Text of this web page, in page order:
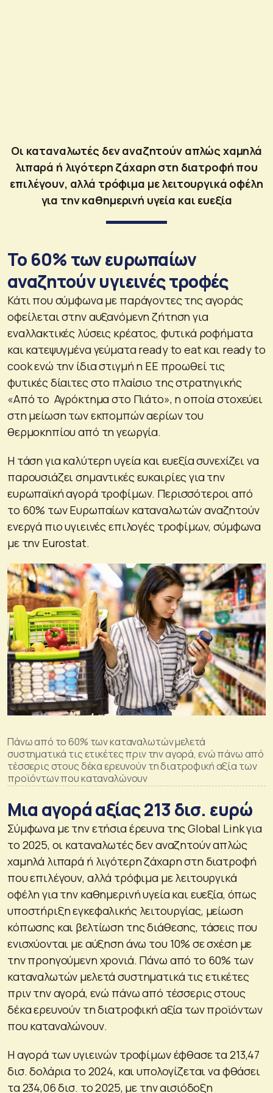
Oι καταναλωτές δεν αναζητούν απλώς χαμηλά
λιπαρά ή λιγότερη ζάχαρη στη διατροφή που
επιλέγουν, αλλά τρόφιμα με λειτουργικά οφέλη
για την καθημερινή υγεία και ευεξία
Το 60% των ευρωπαίων
αναζητούν υγιεινές τροφές
Κάτι που σύμφωνα με παράγοντες της αγοράς
οφείλεται στην αυξανόμενη ζήτηση για
εναλλακτικές λύσεις κρέατος, φυτικά ροφήματα
και κατεψυγμένα γεύματα ready to eat και ready to
cook ενώ την ίδια στιγμή η ΕΕ προωθεί τις
φυτικές δίαιτες στο πλαίσιο της στρατηγικής
«Από το Αγρόκτημα στο Πιάτο», η οποία στοχεύει
στη μείωση των εκπομπών αερίων του
θερμοκηπίου από τη γεωργία.
Η τάση για καλύτερη υγεία και ευεξία συνεχίζει να
παρουσιάζει σημαντικές ευκαιρίες για την
ευρωπαϊκή αγορά τροφίμων. Περισσότεροι από
το 60% των Ευρωπαίων καταναλωτών αναζητούν
ενεργά πιο υγιεινές επιλογές τροφίμων, σύμφωνα
με την Eurostat.
Πάνω από το 60% των καταναλωτών μελετά
συστηματικά τις ετικέτες πριν την αγορά, ενώ πάνω από
τέσσερις στους δέκα ερευνούν τη διατροφική αξία των
προϊόντων που καταναλώνουν
Μια αγορά αξίας 213 δισ. ευρώ
Σύμφωνα με την ετήσια έρευνα της Global Link για
το 2025, οι καταναλωτές δεν αναζητούν απλώς
χαμηλά λιπαρά ή λιγότερη ζάχαρη στη διατροφή
που επιλέγουν, αλλά τρόφιμα με λειτουργικά
οφέλη για την καθημερινή υγεία και ευεξία, όπως
υποστήριξη εγκεφαλικής λειτουργίας, μείωση
κόπωσης και βελτίωση της διάθεσης, τάσεις που
ενισχύονται με αύξηση άνω του 10% σε σχέση με
την προηγούμενη χρονιά. Πάνω από το 60% των
καταναλωτών μελετά συστηματικά τις ετικέτες
πριν την αγορά, ενώ πάνω από τέσσερις στους
δέκα ερευνούν τη διατροφική αξία των προϊόντων
που καταναλώνουν.
H αγορά των υγιεινών τροφίμων έφθασε τα 213,47
δισ. δολάρια το 2024, και υπολογίζεται να φθάσει
τα 234,06 δισ. το 2025, με την αισιόδοξη